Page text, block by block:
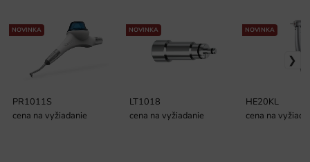
PR1011S
NOVINKA
cena na vyžiadanie
LT1018
NOVINKA
cena na vyžiadanie
HE20KL
NOVINKA
cena na